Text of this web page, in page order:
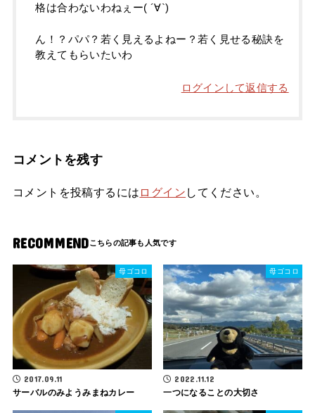
格は合わないわねぇー( ´∀`)
ん！？パパ？若く見えるよねー？若く見せる秘訣を
教えてもらいたいわ
ログインして返信する
コメントを残す
コメントを投稿するには ログイン してください。
RECOMMEND
母ゴコロ
2017.09.11
サーバルのみようみまねカレー
母ゴコロ
2022.11.12
一つになることの大切さ